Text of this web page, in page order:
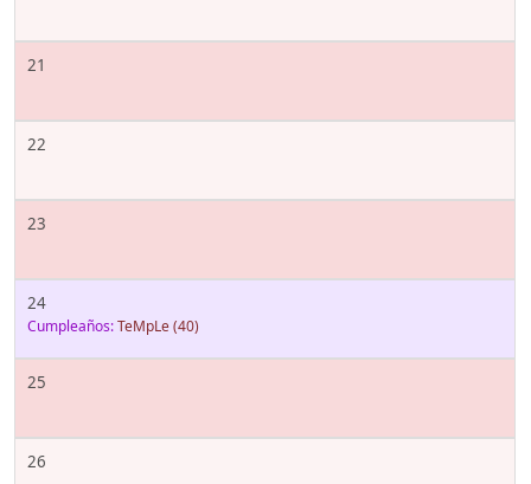
21
22
23
24
Cumpleaños:TeMpLe(40)
25
26